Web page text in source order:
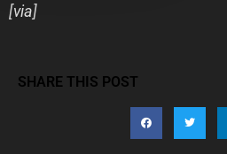
[via]
SHARE THIS POST